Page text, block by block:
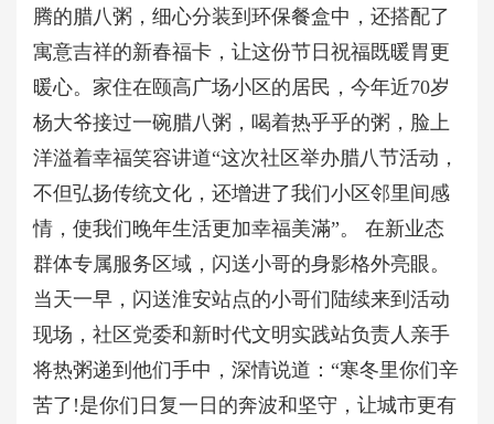
腾的腊八粥，细心分装到环保餐盒中，还搭配了
寓意吉祥的新春福卡，让这份节日祝福既暖胃更
暖心。家住在颐高广场小区的居民，今年近70岁
杨大爷接过一碗腊八粥，喝着热乎乎的粥，脸上
洋溢着幸福笑容讲道“这次社区举办腊八节活动，
不但弘扬传统文化，还增进了我们小区邻里间感
情，使我们晚年生活更加幸福美滿”。 在新业态
群体专属服务区域，闪送小哥的身影格外亮眼。
当天一早，闪送淮安站点的小哥们陆续来到活动
现场，社区党委和新时代文明实践站负责人亲手
将热粥递到他们手中，深情说道：“寒冬里你们辛
苦了!是你们日复一日的奔波和坚守，让城市更有